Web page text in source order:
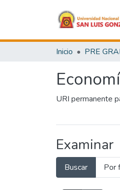
Inicio PRE
URI permanente
Examinar
Buscar Por